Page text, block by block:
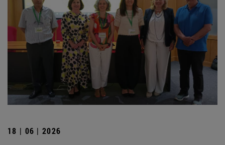
18 | 06 | 2026